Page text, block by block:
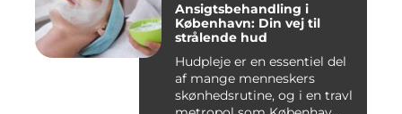
Ansigtsbehandling i
København: Din vej til
strålende hud
Hudpleje er en essentiel del
af mange menneskers
skønhedsrutine, og i en travl